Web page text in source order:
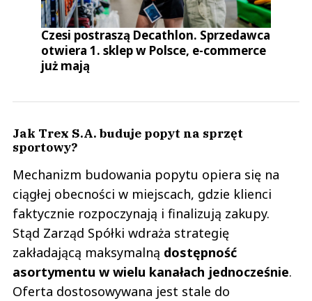
Czesi postraszą Decathlon. Sprzedawca
otwiera 1. sklep w Polsce, e-commerce
już mają
Jak Trex S.A. buduje popyt na sprzęt
sportowy?
Mechanizm budowania popytu opiera się na
ciągłej obecności w miejscach, gdzie klienci
faktycznie rozpoczynają i finalizują zakupy.
Stąd Zarząd Spółki wdraża strategię
zakładającą maksymalną dostępność
asortymentu w wielu kanałach jednocześnie.
Oferta dostosowywana jest stale do